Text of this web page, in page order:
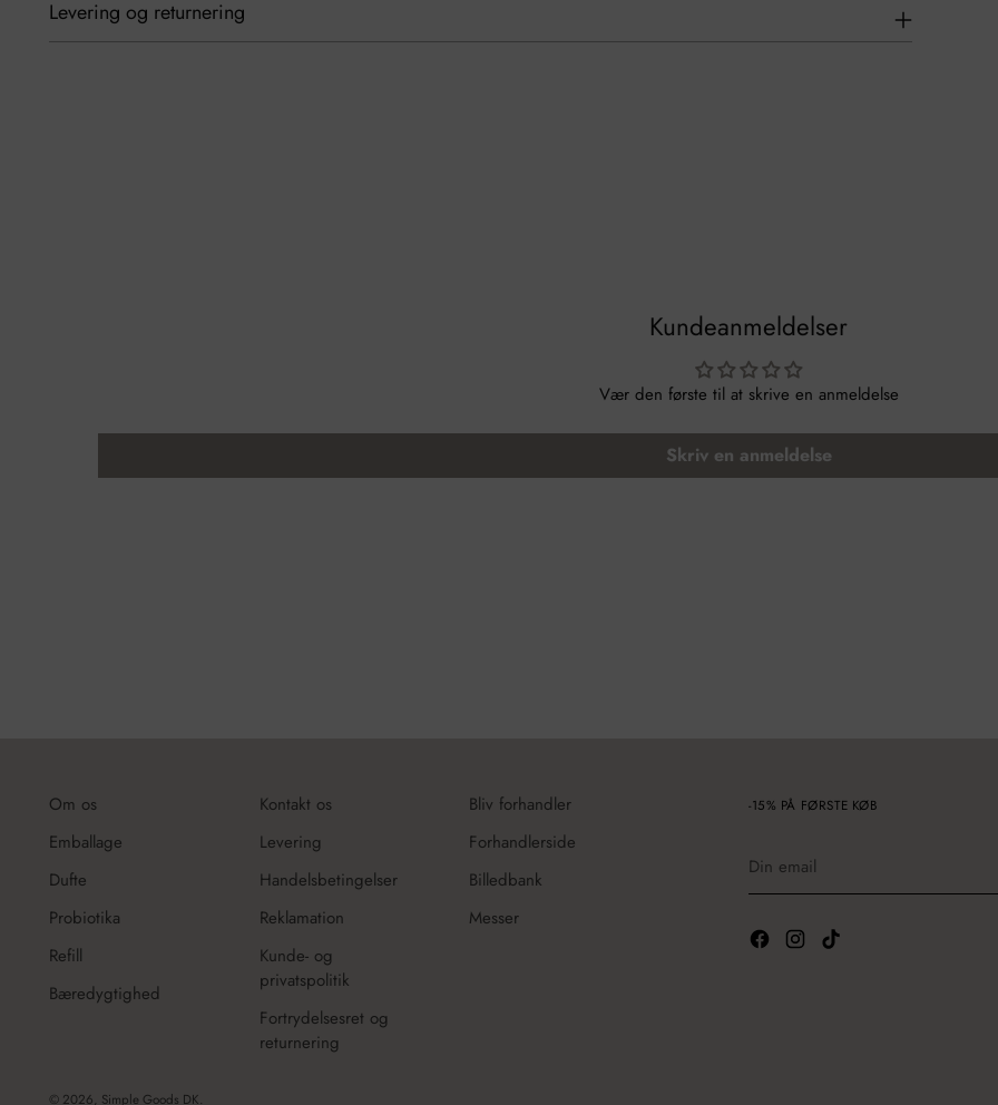
Levering og returnering
Kundeanmeldelser
Vær den første til at skrive en anmeldelse
Skriv en anmeldelse
Om os
Emballage
Dufte
Probiotika
Refill
Bæredygtighed
Kontakt os
Levering
Handelsbetingelser
Reklamation
Kunde- og
privatspolitik
Fortrydelsesret og
returnering
Bliv forhandler
Forhandlerside
Billedbank
Messer
-15% PÅ FØRSTE KØB
email
© 2026, Simple Goods DK.